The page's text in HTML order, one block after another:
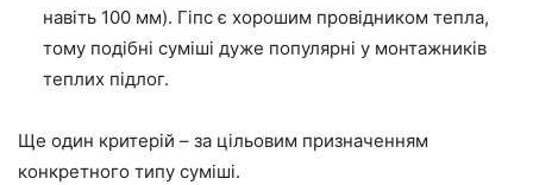
навіть 100 мм). Гіпс є хорошим провідником тепла,
тому подібні суміші дуже популярні у монтажників
теплих підлог.
Ще один критерій – за цільовим призначенням
конкретного типу суміші.